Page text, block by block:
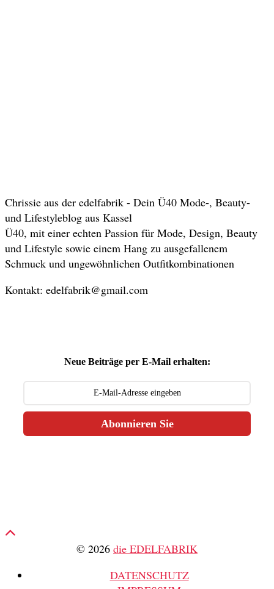
Chrissie aus der edelfabrik - Dein Ü40 Mode-, Beauty-
und Lifestyleblog aus Kassel
Ü40, mit einer echten Passion für Mode, Design, Beauty
und Lifestyle sowie einem Hang zu ausgefallenem
Schmuck und ungewöhnlichen Outfitkombinationen
Kontakt: edelfabrik@gmail.com
Neue Beiträge per E-Mail erhalten:
Abonnieren Sie
© 2026 die EDELFABRIK
DATENSCHUTZ